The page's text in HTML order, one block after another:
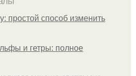
простой способ изменить
и гетры: полное